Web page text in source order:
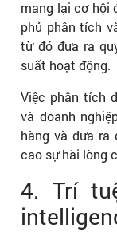
mang lại cơ hội
phủ phân tích
từ đó đưa ra
suất hoạt động.
Việc phân tích
và doanh
hàng và đưa ra
cao sự hài lòng
4. Trí